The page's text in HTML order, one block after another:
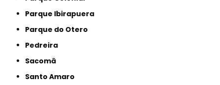
Parque Ibirapuera
Parque do Otero
Pedreira
Sacomã
Santo Amaro